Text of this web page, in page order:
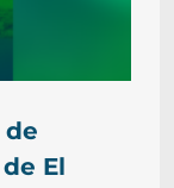
de
El